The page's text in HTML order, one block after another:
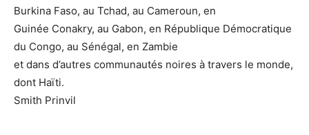
Burkina Faso, au Tchad, au Cameroun, en
Guinée Conakry, au Gabon, en République Démocratique
du Congo, au Sénégal, en Zambie
et dans d’autres communautés noires à travers le monde,
dont Haïti.
Smith Prinvil